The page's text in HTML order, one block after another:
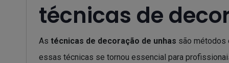
técnicas de
As técnicas de decoração de unhas são métodos
essas técnicas se tornou essencial para